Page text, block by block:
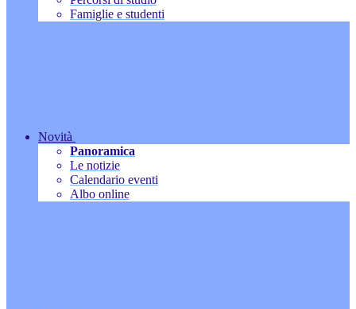
Famiglie e studenti
Novità
Panoramica
Le notizie
Calendario eventi
Albo online